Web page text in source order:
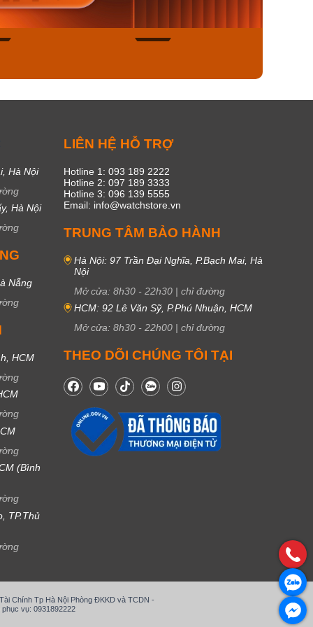
Hà Nội
Hà Nội
Nẵng
HCM
(Bình
TP.Thủ
LIÊN HỆ HỖ TRỢ
Hotline 1: 093 189 2222
Hotline 2: 097 189 3333
Hotline 3: 096 139 5555
Email: info@watchstore.vn
TRUNG TÂM BẢO HÀNH
Hà Nội: 97 Trần Đại Nghĩa, P.Bạch Mai, Hà
Nội
Mở cửa: 8h30 - 22h30 | chỉ đường
HCM: 92 Lê Văn Sỹ, P.Phú Nhuận, HCM
Mở cửa: 8h30 - 22h00 | chỉ đường
THEO DÕI CHÚNG TÔI TẠI
Chính Tp Hà Nội Phòng ĐKKD và TCDN -
vụ: 0931892222